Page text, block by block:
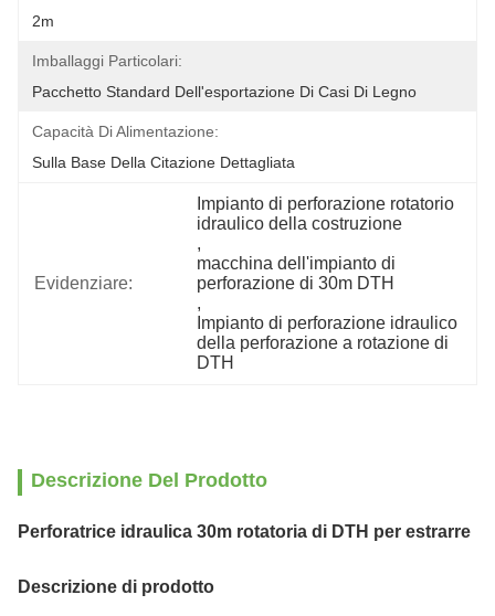
2m
Imballaggi Particolari:
Pacchetto Standard Dell'esportazione Di Casi Di Legno
Capacità Di Alimentazione:
Sulla Base Della Citazione Dettagliata
Evidenziare:
Impianto di perforazione rotatorio
idraulico della costruzione
,
macchina dell'impianto di
perforazione di 30m DTH
,
Impianto di perforazione idraulico
della perforazione a rotazione di
DTH
Descrizione Del Prodotto
Perforatrice idraulica 30m rotatoria di DTH per estrarre
Descrizione di prodotto